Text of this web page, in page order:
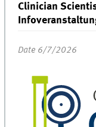
Clinician
Date 6/7/2026